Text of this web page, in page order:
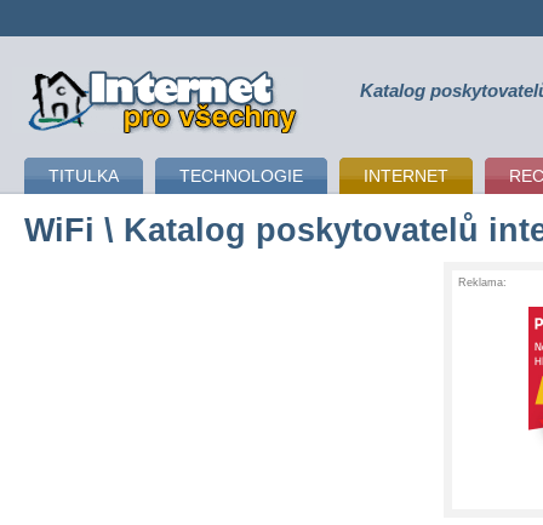
připojení k internetu Katalog
TITULKA TECHNOLOGIE INTERNET
WiFi \ Katalog poskytovatelů
Reklama: